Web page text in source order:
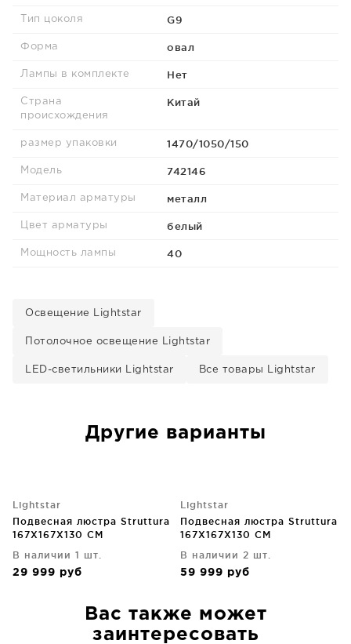
Тип цоколя G9
Форма овал
Лампы в комплекте Нет
Страна
происхождения
Китай
размер упаковки 1470/1050/150
Модель 742146
Материал арматуры металл
Цвет арматуры белый
Мощность лампы 40
Освещение Lightstar
Потолочное освещение Lightstar
LED-светильники Lightstar Все товары Lightstar
Другие варианты
Lightstar
Подвесная люстра Struttura
167X167X130 CM
В наличии 1 шт.
29 999 руб
Lightstar
Подвесная люстра Struttura
167X167X130 CM
В наличии 2 шт.
59 999 руб
Вас также может
заинтересовать